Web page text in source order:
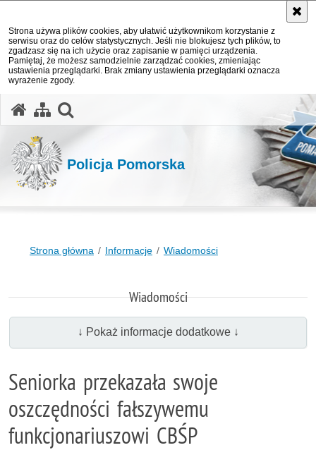
Strona używa plików cookies, aby ułatwić użytkownikom korzystanie z
serwisu oraz do celów statystycznych. Jeśli nie blokujesz tych plików, to
zgadzasz się na ich użycie oraz zapisanie w pamięci urządzenia.
Pamiętaj, że możesz samodzielnie zarządzać cookies, zmieniając
ustawienia przeglądarki. Brak zmiany ustawienia przeglądarki oznacza
wyrażenie zgody.
Policja Pomorska
Strona główna Informacje Wiadomości
Wiadomości
↓ Pokaż informacje dodatkowe ↓
Seniorka przekazała swoje
oszczędności fałszywemu
funkcjonariuszowi CBŚP